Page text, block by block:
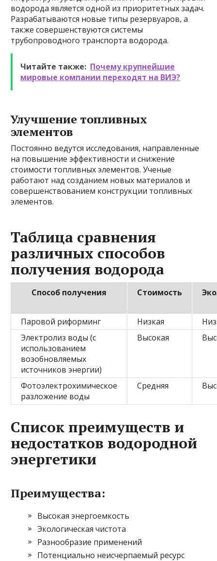
водорода является одной из приоритетных задач.
Разрабатываются новые типы резервуаров, а
также совершенствуются системы
трубопроводного транспорта водорода.
Читайте также: Почему крупнейшие
мировые компании переходят на ВИЭ?
Улучшение топливных
элементов
Постоянно ведутся исследования, направленные
на повышение эффективности и снижение
стоимости топливных элементов. Ученые
работают над созданием новых материалов и
совершенствованием конструкции топливных
элементов.
Таблица сравнения
различных способов
получения водорода
Способ получения Стоимость
Паровой риформинг
Низкая
Электролиз воды (с
использованием
возобновляемых
источников энергии)
Высокая
Фотоэлектрохимическое
разложение воды
Средняя
Список преимуществ и
недостатков водородной
энергетики
Преимущества:
Высокая энергоемкость
Экологическая чистота
Разнообразие применений
Потенциально неисчерпаемый ресурс